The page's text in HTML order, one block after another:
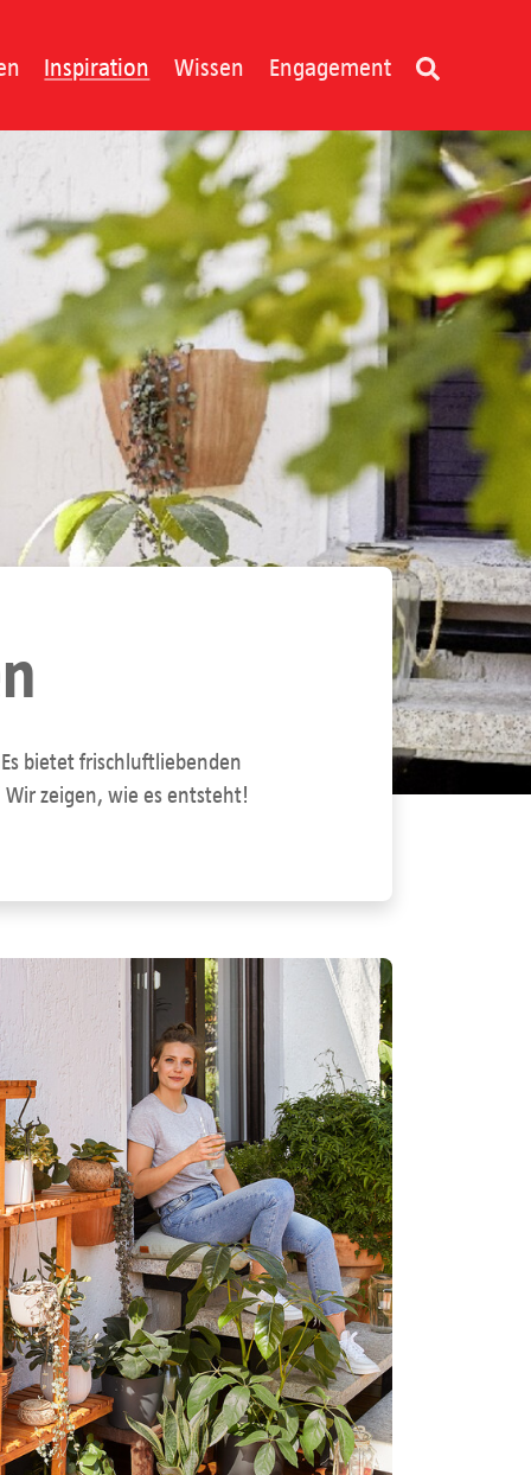
Inspiration Wissen Engagement
bietet frischluftliebenden
zeigen, wie es entsteht!